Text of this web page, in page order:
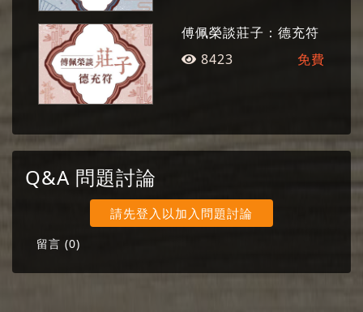
傅佩榮談莊子：德充符
8423
免費
Q&A 問題討論
請先登入以加入問題討論
留言 (0)